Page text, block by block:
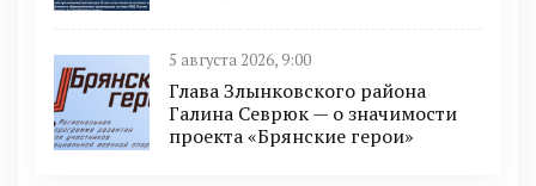
5 августа 2026, 9:00
Глава Злынковского района
Галина Севрюк — о значимости
проекта «Брянские герои»